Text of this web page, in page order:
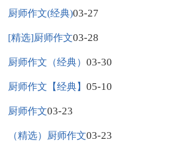
厨师作文(经典)03-27
[精选]厨师作文03-28
厨师作文（经典）03-30
厨师作文【经典】05-10
厨师作文03-23
（精选）厨师作文03-23